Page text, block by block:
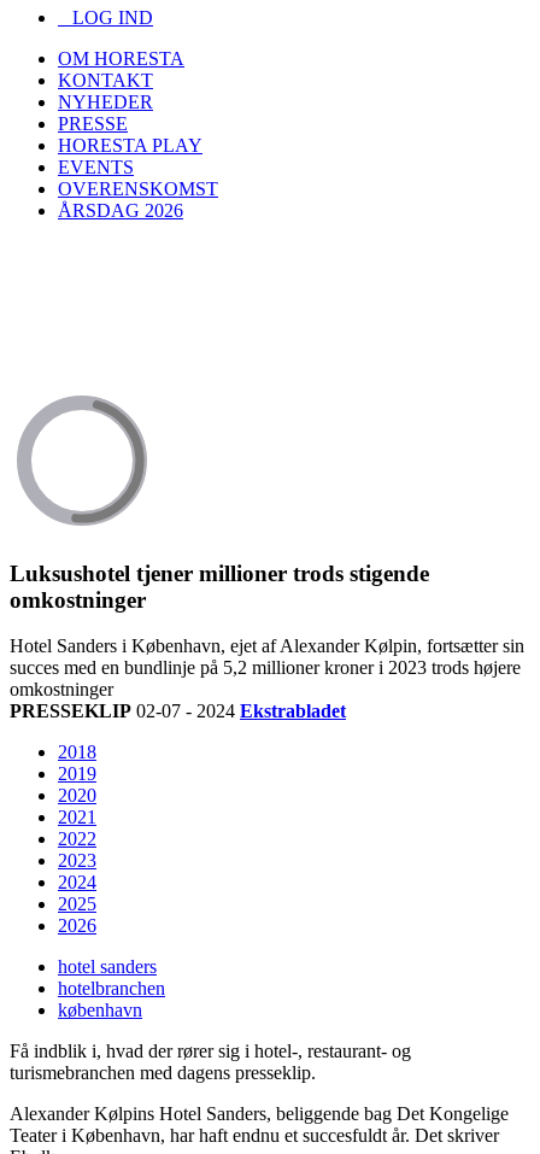
LOG IND
OM HORESTA
KONTAKT
NYHEDER
PRESSE
HORESTA PLAY
EVENTS
OVERENSKOMST
ÅRSDAG 2026
Luksushotel tjener millioner trods stigende
omkostninger
Hotel Sanders i København, ejet af Alexander Kølpin, fortsætter sin
succes med en bundlinje på 5,2 millioner kroner i 2023 trods højere
omkostninger
PRESSEKLIP 02-07 - 2024 Ekstrabladet
2018
2019
2020
2021
2022
2023
2024
2025
2026
hotel sanders
hotelbranchen
københavn
Få indblik i, hvad der rører sig i hotel-, restaurant- og
turismebranchen med dagens presseklip.
Alexander Kølpins Hotel Sanders, beliggende bag Det Kongelige
Teater i København, har haft endnu et succesfuldt år. Det skriver